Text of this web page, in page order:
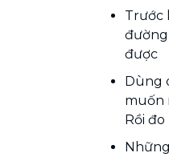
Trước
được
Dùng
muốn
Rồi